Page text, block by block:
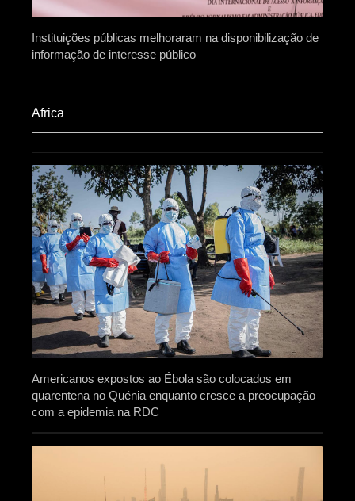
Instituições públicas melhoraram na disponibilização de
informação de interesse público
Africa​
Americanos expostos ao Ébola são colocados em
quarentena no Quénia enquanto cresce a preocupação
com a epidemia na RDC